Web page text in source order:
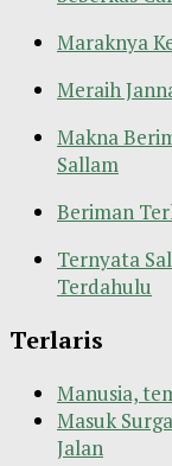
Maraknya
Meraih
Makna
Sallam
Beriman
Ternyata
Terdahulu
Terlaris
Manusia,
Masuk
Jalan